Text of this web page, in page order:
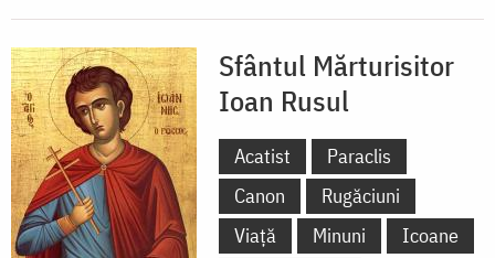
Sfântul Mărturisitor
Ioan Rusul
Acatist
Paraclis
Canon
Rugăciuni
Viață
Minuni
Icoane